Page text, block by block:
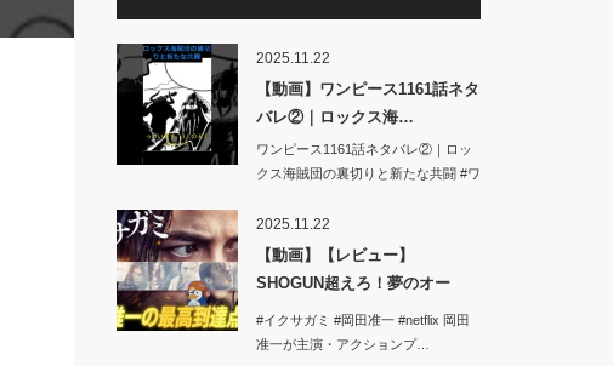
2025.11.22
【動画】ワンピース1161話ネタ
バレ②｜ロックス海…
ワンピース1161話ネタバレ②｜ロッ
クス海賊団の裏切りと新たな共闘 #ワ
2025.11.22
【動画】【レビュー】
SHOGUN超えろ！夢のオー
ル…
#イクサガミ #岡田准一 #netflix 岡田
准一が主演・アクションプ…